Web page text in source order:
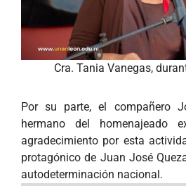
Cra. Tania Vanegas,
Por su parte, el compañero
hermano del homenajeado
agradecimiento por esta
protagónico de Juan José
autodeterminación nacional.